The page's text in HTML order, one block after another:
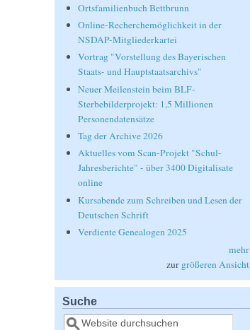
Ortsfamilienbuch Bettbrunn
Online-Recherchemöglichkeit in der
NSDAP-Mitgliederkartei
Vortrag "Vorstellung des Bayerischen
Staats- und Hauptstaatsarchivs"
Neuer Meilenstein beim BLF-
Sterbebilderprojekt: 1,5 Millionen
Personendatensätze
Tag der Archive 2026
Aktuelles vom Scan-Projekt "Schul-
Jahresberichte" - über 3400 Digitalisate
online
Kursabende zum Schreiben und Lesen der
Deutschen Schrift
Verdiente Genealogen 2025
mehr
zur größeren Ansicht
Suche
Suche